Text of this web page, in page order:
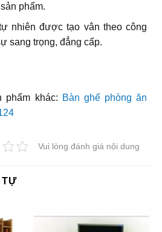
phẩm.
nhiên được tạo vân theo công
sang trọng, đẳng cấp.
phẩm khác: Bàn ghế phòng ăn
Vui lòng đánh giá nội dung
TỰ